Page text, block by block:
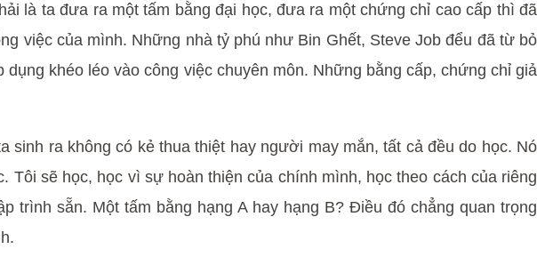
là ta đưa ra một tấm bằng đại học, đưa ra một chứng chỉ cao cấp thì đã
việc của mình. Những nhà tỷ phú như Bin Ghết, Steve Job đểu đã từ bỏ
khéo léo vào công việc chuyên môn. Những bằng cấp, chứng chỉ giả
ra không có kẻ thua thiệt hay người may mắn, tất cả đều do học. Nó
sẽ học, học vì sự hoàn thiện của chính mình, học theo cách của riêng
sẵn. Một tấm bằng hạng A hay hạng B? Điều đó chẳng quan trọng